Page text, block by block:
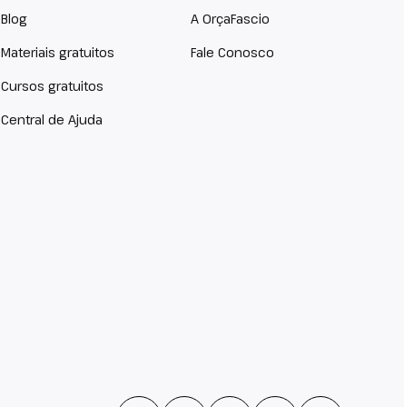
Blog
Materiais gratuitos
Cursos gratuitos
Central de Ajuda
A OrçaFascio
Fale Conosco